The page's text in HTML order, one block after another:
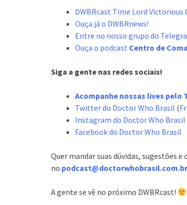
DWBRcast Time Lord Victorious
Ouça já o DWBRnews!
Entre no nosso grupo do
Ouça o podcast Centro de
Siga a gente nas redes sociais!
Acompanhe nossas lives pelo
Twitter do Doctor Who Brasil (
Instagram do Doctor Who Brasil
Facebook do Doctor Who Brasil
Quer mandar suas dúvidas, sugestões
no podcast@doctorwhobrasil.com.br
A gente se vê no próximo DWBRcast!